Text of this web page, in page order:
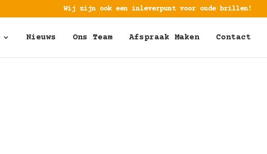
Wij zijn ook een inleverpunt voor oude brillen!
Nieuws Ons Team Afspraak Maken Contact